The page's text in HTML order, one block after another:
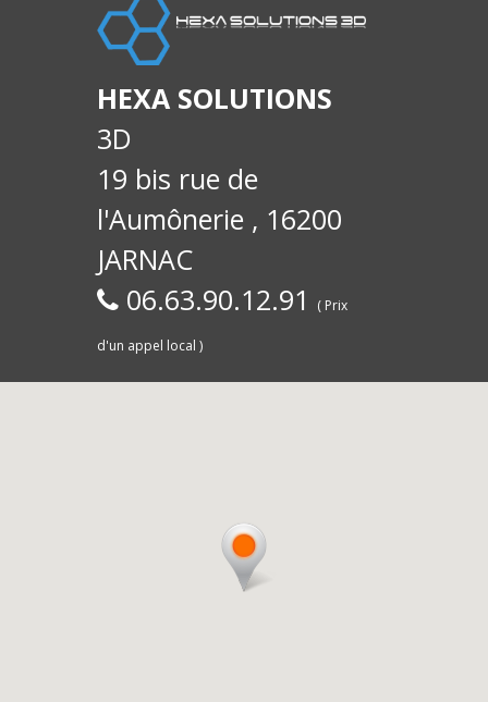
Commerce,
Saintes
HEXA SOLUTIONS
3D
19 bis rue de
l'Aumônerie , 16200
JARNAC
06.63.90.12.91
( Prix
d'un appel local )